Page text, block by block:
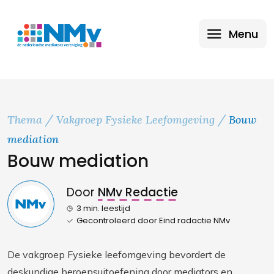
Menu
Thema Vakgroep Fysieke Leefomgeving
Bouw
mediation
Bouw mediation
Door NMv Redactie
3 min. leestijd
Gecontroleerd door Eind radactie NMv
De vakgroep Fysieke leefomgeving bevordert de
deskundige beroepsuitoefening door mediators en